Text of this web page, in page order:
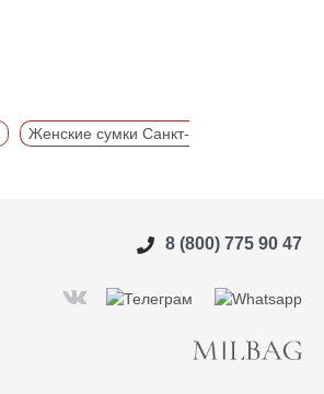
Женские сумки Санкт-
8 (800) 775 90 47